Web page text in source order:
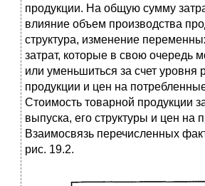
продукции. На общую сумму
влияние объем производства
структура, изменение
затрат, которые в свою очередь
или уменьшиться за счет уровня
продукции и цен на
Стоимость товарной продукции
выпуска, его структуры и цен на
Взаимосвязь перечисленных
рис. 19.2.